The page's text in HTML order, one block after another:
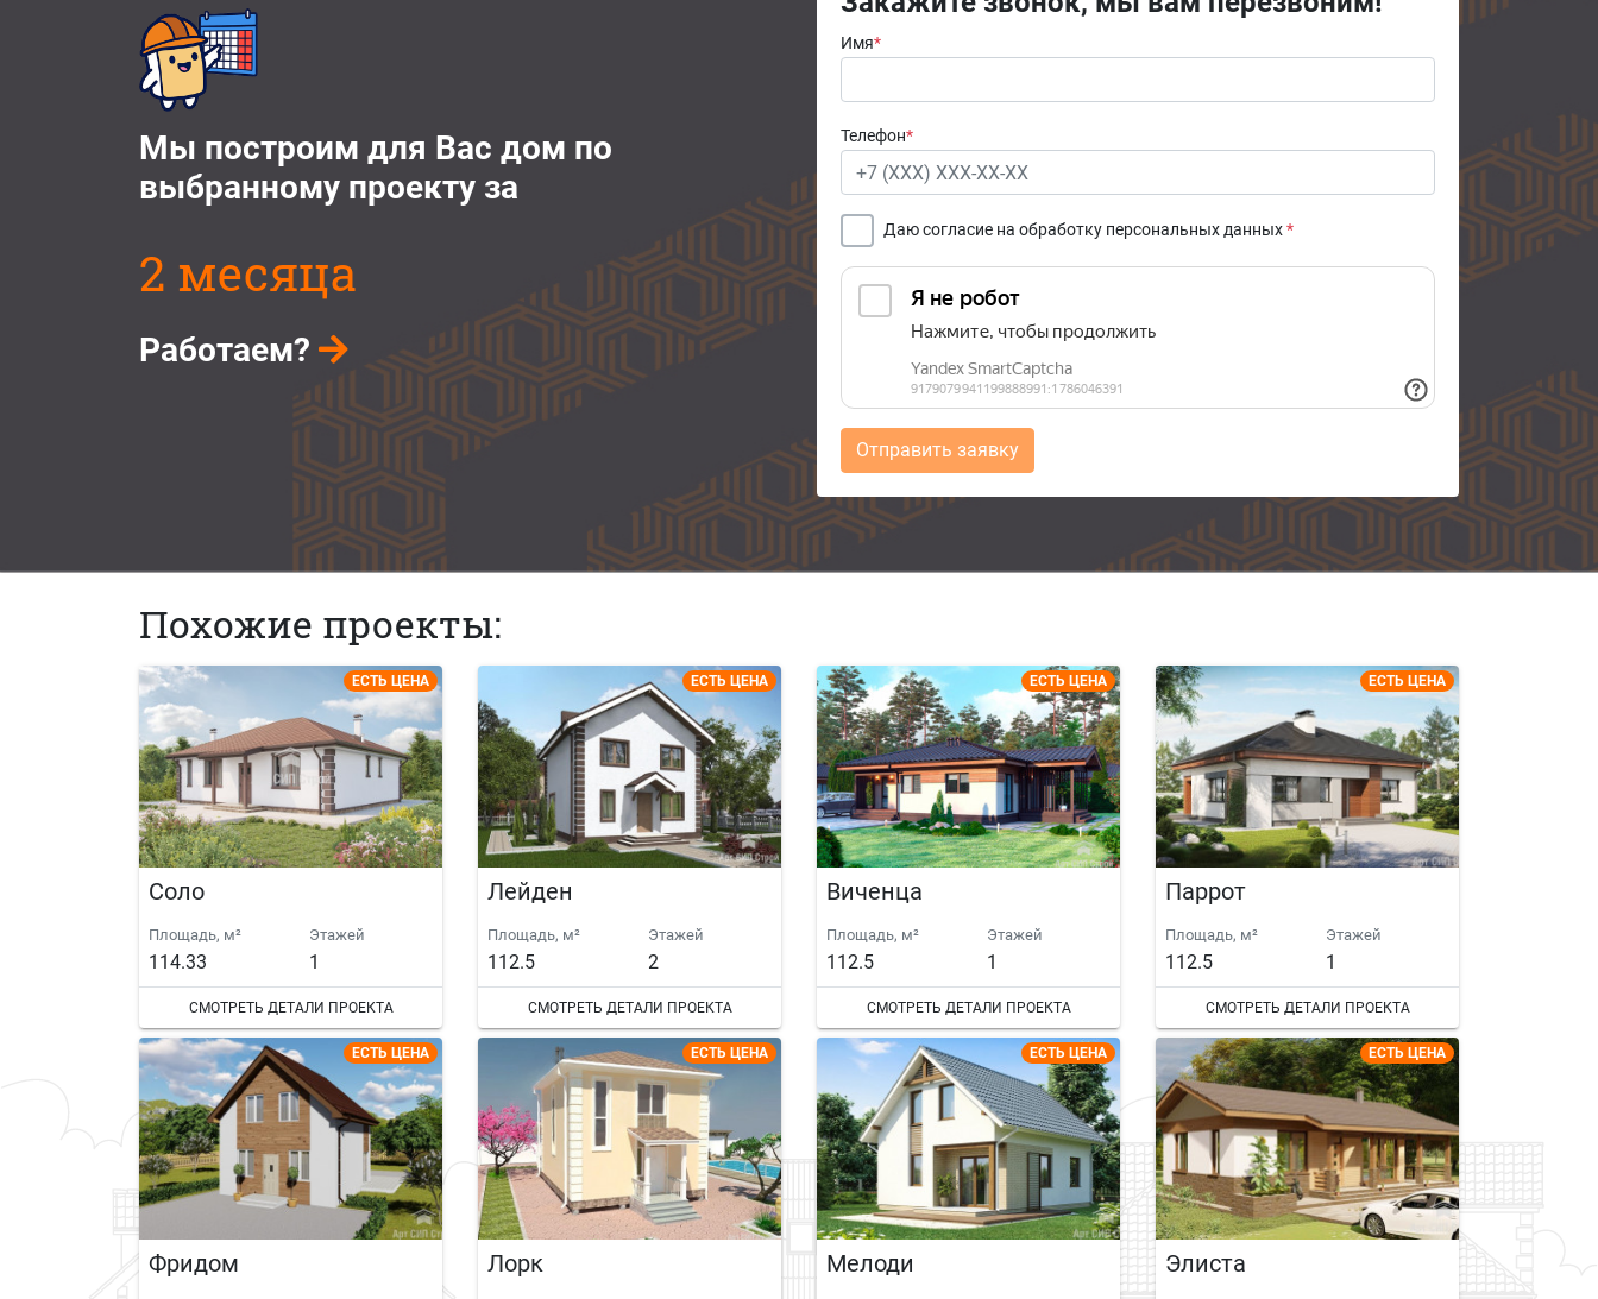
Мы построим для Вас дом по
выбранному проекту за
2 месяца
Работаем?
Имя*
Телефон*
Даю согласие на обработку персональных данных*
Отправить заявку
Похожие проекты:
ЕСТЬ ЦЕНА
Соло
Площадь, м²
114.33
Этажей
1
СМОТРЕТЬ ДЕТАЛИ ПРОЕКТА
ЕСТЬ ЦЕНА
Лейден
Площадь, м²
112.5
Этажей
2
СМОТРЕТЬ ДЕТАЛИ ПРОЕКТА
ЕСТЬ ЦЕНА
Виченца
Площадь, м²
112.5
Этажей
1
СМОТРЕТЬ ДЕТАЛИ ПРОЕКТА
ЕСТЬ ЦЕНА
Паррот
Площадь, м²
112.5
Этажей
1
СМОТРЕТЬ ДЕТАЛИ ПРОЕКТА
ЕСТЬ ЦЕНА
Фридом
ЕСТЬ ЦЕНА
Лорк
ЕСТЬ ЦЕНА
Мелоди
ЕСТЬ ЦЕНА
Элиста